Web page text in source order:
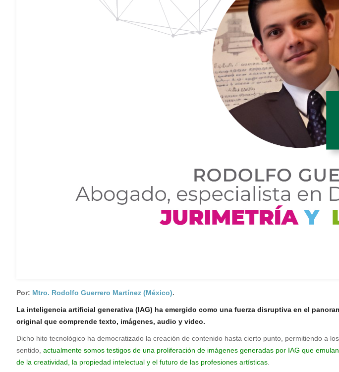
Por: Mtro. Rodolfo Guerrero Martínez (México).
La inteligencia artificial generativa (IAG) ha emergido como una fuerza disruptiva en el
original que comprende texto, imágenes, audio y video.
Dicho hito tecnológico ha democratizado la creación de contenido hasta cierto punto, permitiendo a
sentido, actualmente somos testigos de una proliferación de imágenes generadas por IAG que
de la creatividad, la propiedad intelectual y el futuro de las profesiones artísticas